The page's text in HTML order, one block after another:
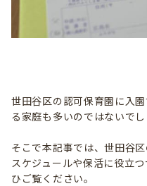
世田谷区の認可保育園に入
る家庭も多いのではないでし
そこで本記事では、世田谷
スケジュールや保活に役立
ひご覧ください。